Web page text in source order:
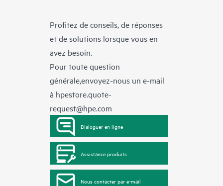
Profitez de conseils, de réponses
et de solutions lorsque vous en
avez besoin.
Pour toute question
générale,envoyez-nous un e-mail
à hpestore.quote-
request@hpe.com
Dialoguer en ligne
Assistance produits
Nous contacter par e-mail